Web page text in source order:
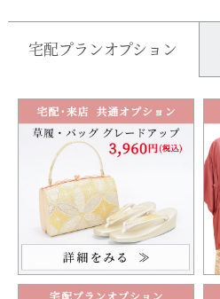
宅配プランオプション